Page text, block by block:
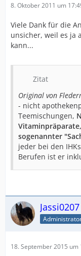
8. Oktober 2011 um
Viele Dank für die
unsicher, weil es ja
kann...
Zitat
Original von
- nicht
Teemischungen,
sogenannter
jeder bei den
Berufen ist er
Jassi0207
18. September 2015 um